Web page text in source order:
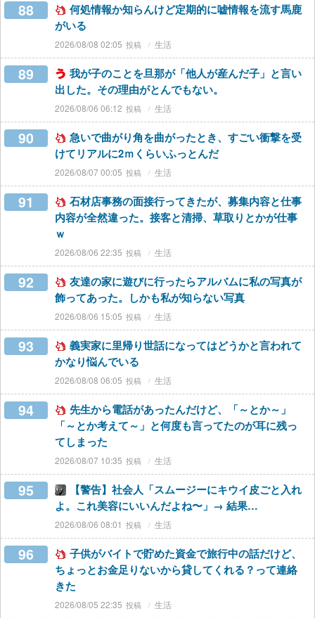
88
何処情報か知らんけど定期的に嘘情報を流す馬鹿
がいる
2026/08/08 02:05 生活
89
我が子のことを旦那が「他人が産んだ子」と言い
出した。その理由がとんでもない。
2026/08/06 06:12 生活
90
急いで曲がり角を曲がったとき、すごい衝撃を受
けてリアルに2ｍくらいふっとんだ
2026/08/07 00:05 生活
91
石材店事務の面接行ってきたが、募集内容と仕事
内容が全然違った。接客と清掃、草取りとかが仕事
ｗ
2026/08/06 22:35 生活
92
友達の家に遊びに行ったらアルバムに私の写真が
飾ってあった。しかも私が知らない写真
2026/08/06 15:05 生活
93
義実家に里帰り世話になってはどうかと言われて
かなり悩んでいる
2026/08/08 06:05 生活
94
先生から電話があったんだけど、「～とか～」
「～とか考えて～」と何度も言ってたのが耳に残っ
てしまった
2026/08/07 10:35 生活
95
【警告】社会人「スムージーにキウイ皮ごと入れ
よ。これ美容にいいんだよね〜」→ 結果…
2026/08/06 08:01 生活
96
子供がバイトで貯めた資金で旅行中の話だけど、
ちょっとお金足りないから貸してくれる？って連絡
きた
2026/08/05 22:35 生活